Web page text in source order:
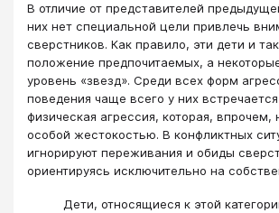
В отличие от представителей
них нет специальной цели привлечь
сверстников. Как правило, эти дети и
положение предпочитаемых, а
уровень «звезд». Среди всех форм
поведения чаще всего у них
физическая агрессия, которая, впрочем,
особой жестокостью. В конфликтных
игнорируют переживания и обиды
ориентируясь исключительно на
Дети, относящиеся к этой